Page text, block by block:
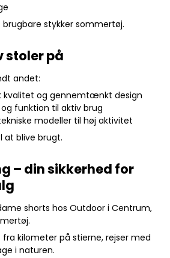
stykker sommertøj.
stoler på
andet:
kvalitet og gennemtænkt design
funktion til aktiv brug
modeller til høj aktivitet
at blive brugt.
– din sikkerhed for
shorts hos Outdoor i Centrum,
kilometer på stierne, rejser med
i naturen.